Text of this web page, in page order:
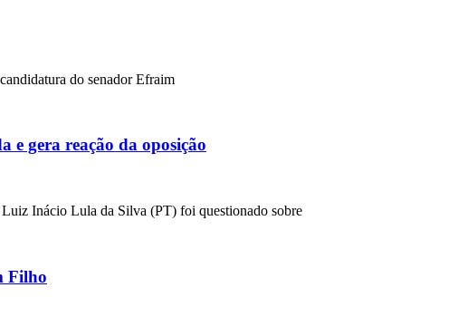
do senador Efraim
gera reação da oposição
Inácio Lula da Silva (PT) foi questionado sobre
Filho